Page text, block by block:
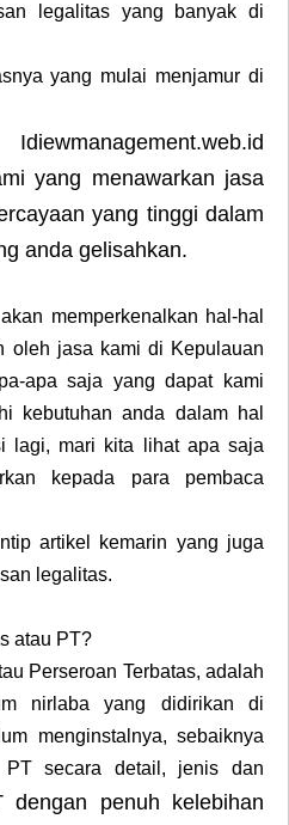
legalitas yang banyak di
yang mulai menjamur di
yang menawarkan jasa
yang tinggi dalam
anda gelisahkan.
memperkenalkan hal-hal
oleh jasa kami di Kepulauan
apa saja yang dapat kami
kebutuhan anda dalam hal
lagi, mari kita lihat apa saja
kepada para pembaca
artikel kemarin yang juga
legalitas.
atau PT?
Perseroan Terbatas, adalah
nirlaba yang didirikan di
menginstalnya, sebaiknya
PT secara detail, jenis dan
dengan penuh kelebihan